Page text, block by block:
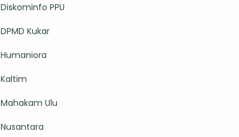
Diskominfo PPU
DPMD Kukar
Humaniora
Kaltim
Mahakam Ulu
Nusantara